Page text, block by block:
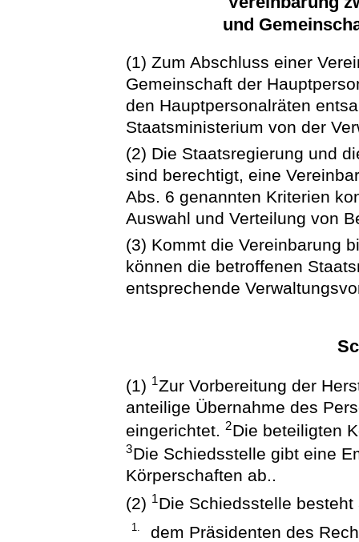
und
(1) Zum Abschluss einer
Gemeinschaft der
den Hauptpersonalräten
Staatsministerium von der
(2) Die Staatsregierung und
sind berechtigt, eine
Abs. 6 genannten Kriterien
Auswahl und Verteilung von
(3) Kommt die Vereinbarung
können die betroffenen
entsprechende
(1) 1Zur Vorbereitung der
anteilige Übernahme des
eingerichtet.2Die beteiligten
3Die Schiedsstelle gibt eine
Körperschaften ab..
(2) 1Die Schiedsstelle besteht
1.
dem Präsidenten des